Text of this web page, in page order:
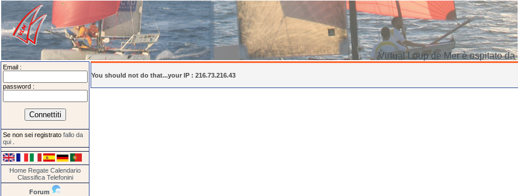
Virtual Loup de Mer è ospitato da
Email :
password :
Se non sei registrato fallo da
qui
Home Regate Calendario
Classifica Telefonini
Forum
You should not do that...your IP : 216.73.216.43